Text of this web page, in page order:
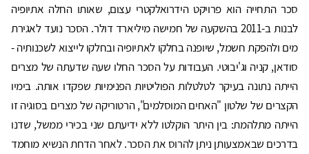
סכר התחייה הוא פרויקט הידרואלקטרי עצום, שאותו החלה אתיופיה
לבנות ב-2011 בהשקעה של חמישה מיליארד דולר. הסכר נועד לאגירת
מים ולהפקת חשמל, שיופנה בחלקו לאתיופיה ובחלקו לייצוא לשכנותיה -
סודאן, קניה וג'יבוטי. העבודות על הסכר החלו שעה שדעתה של מצרים
הייתה נתונה בעיקר לטלטלות הפוליטיות הפנימיות שפקדו אותה. בימיו
הקצרים של שלטון "האחים המוסלמים", הרטוריקה של מצרים בסוגיה זו
הייתה מתלהמת: בין היתר הוקלטו ללא ידיעתם שני בכירי ממשל, שדנו
בדרכים שבאמצעותן ניתן להרוס את הסכר. לאחר הדחת הנשיא מוחמד